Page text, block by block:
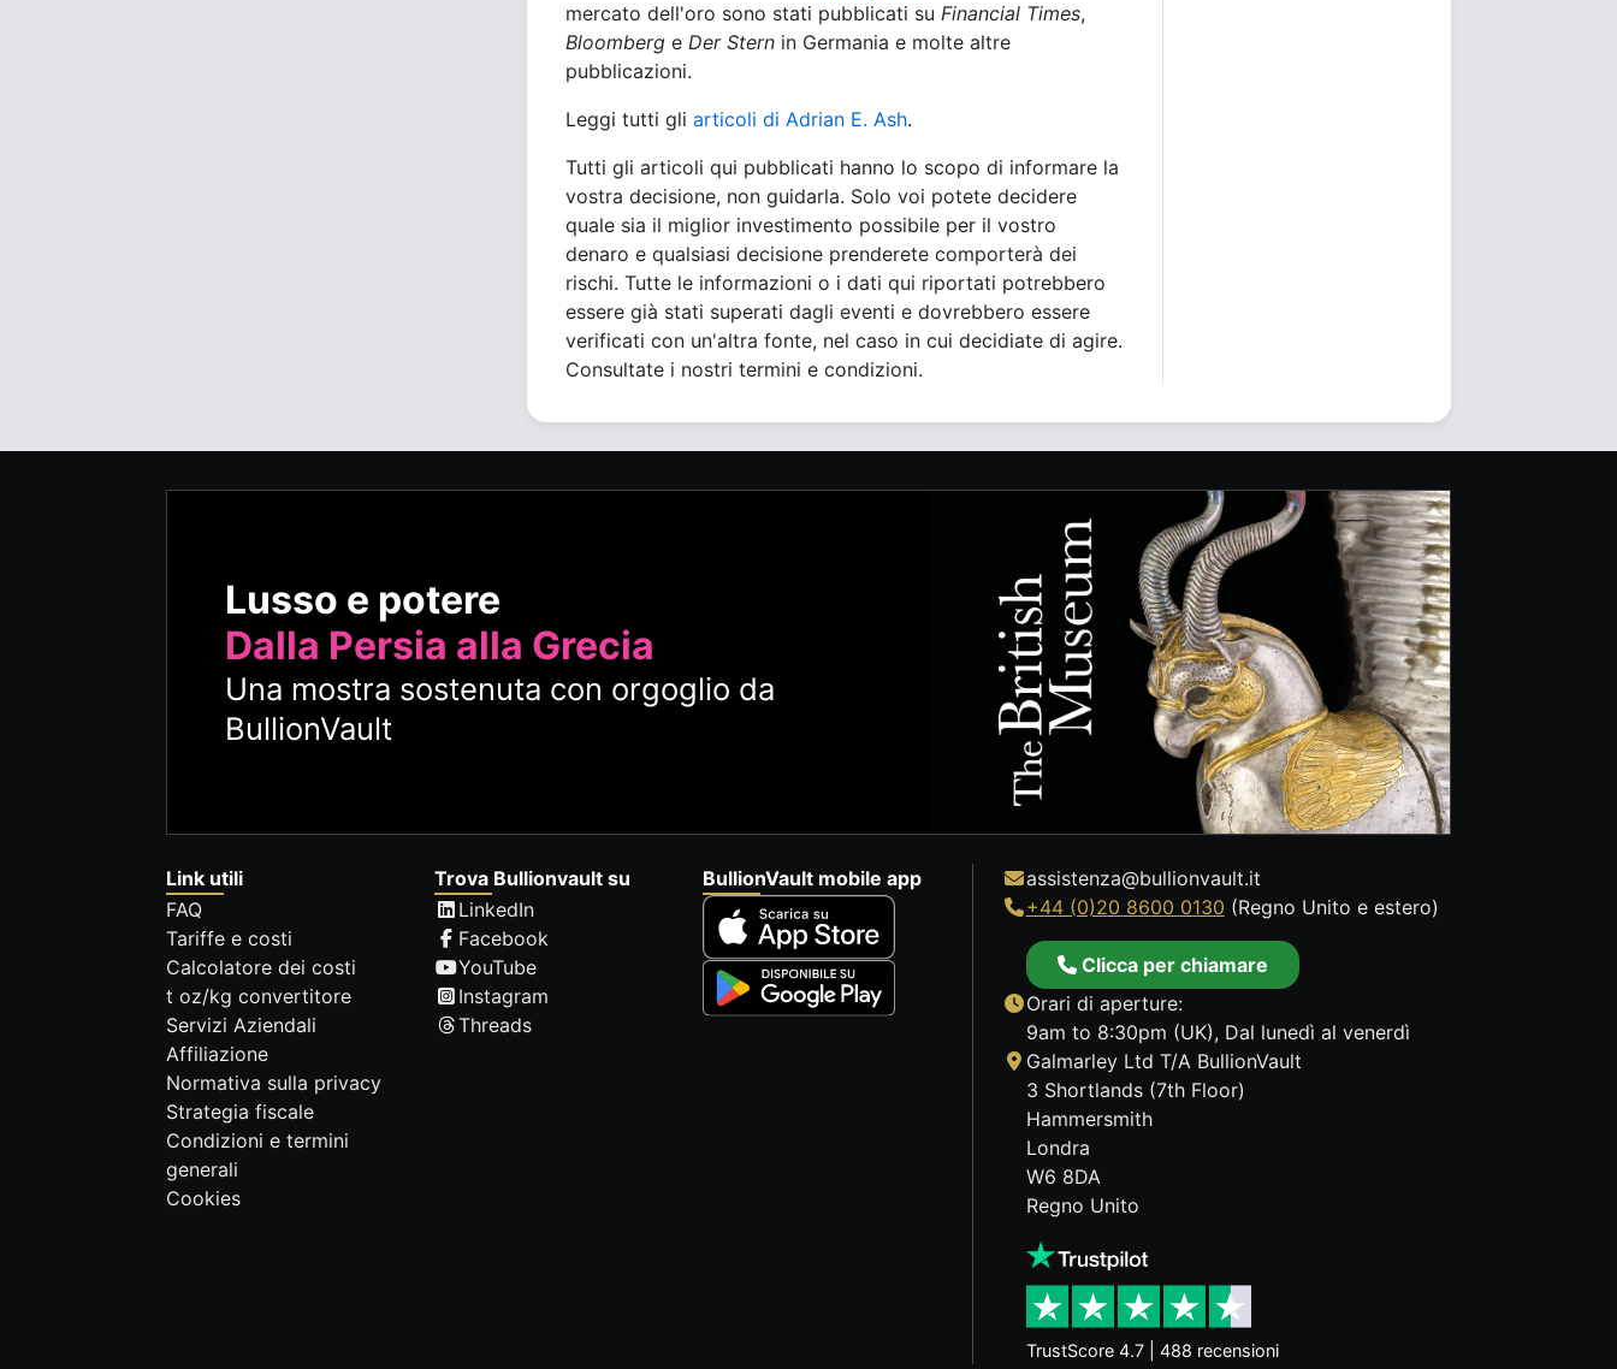
mercato dell'oro sono stati pubblicati su Financial Times,
Bloomberg e Der Stern in Germania e molte altre
pubblicazioni.
Leggi tutti gli articoli di Adrian E. Ash.
Tutti gli articoli qui pubblicati hanno lo scopo di informare la
vostra decisione, non guidarla. Solo voi potete decidere
quale sia il miglior investimento possibile per il vostro
denaro e qualsiasi decisione prenderete comporterà dei
rischi. Tutte le informazioni o i dati qui riportati potrebbero
essere già stati superati dagli eventi e dovrebbero essere
verificati con un'altra fonte, nel caso in cui decidiate di agire.
Consultate i nostri termini e condizioni.
Lusso e potere
Dalla Persia alla Grecia
Una mostra sostenuta con orgoglio da
BullionVault
Link utili
FAQ
Tariffe e costi
Calcolatore dei costi
t oz/kg convertitore
Servizi Aziendali
Affiliazione
Normativa sulla privacy
Strategia fiscale
Condizioni e termini
generali
Cookies
Trova Bullionvault su
LinkedIn
Facebook
YouTube
Instagram
Threads
BullionVault mobile app
assistenza@bullionvault.it
+44 (0)20 8600 0130 (Regno Unito e estero)
Clicca per chiamare
Orari di aperture:
9am to 8:30pm (UK), Dal lunedì al venerdì
Galmarley Ltd T/A BullionVault
3 Shortlands (7th Floor)
Hammersmith
Londra
W6 8DA
Regno Unito
TrustScore 4.7 | 488 recensioni